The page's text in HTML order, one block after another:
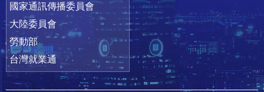
國家通訊傳播委員會
大陸委員會
勞動部
台灣就業通